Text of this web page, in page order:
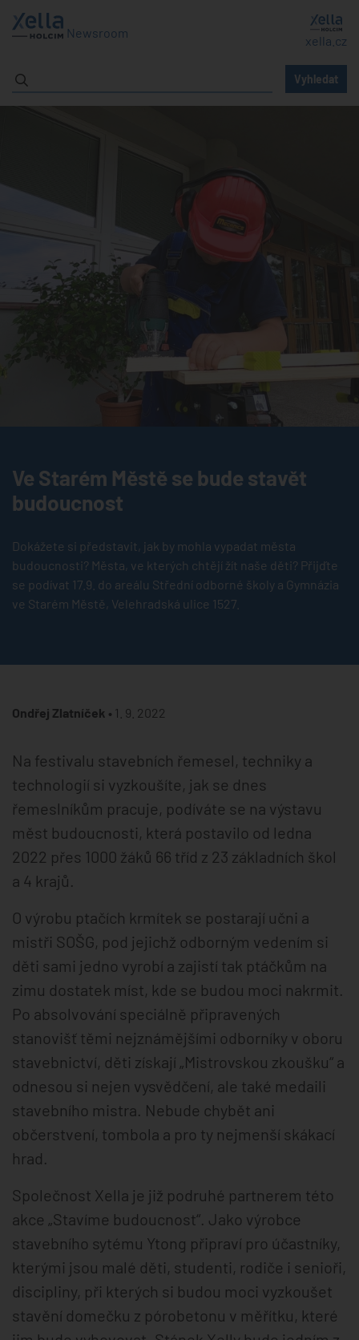
Newsroom
xella.cz
Ve Starém Městě se bude stavět
budoucnost
Dokážete si představit, jak by mohla vypadat města
budoucnosti? Města, ve kterých chtějí žít naše děti? Přijďte
se podívat 17.9. do areálu Střední odborné školy a Gymnázia
ve Starém Městě, Velehradská ulice 1527.
Ondřej Zlatníček • 1. 9. 2022
Na festivalu stavebních řemesel, techniky a
technologií si vyzkoušíte, jak se dnes
řemeslníkům pracuje, podíváte se na výstavu
měst budoucnosti, která postavilo od ledna
2022 přes 1000 žáků 66 tříd z 23 základních škol
a 4 krajů.
O výrobu ptačích krmítek se postarají učni a
mistři SOŠG, pod jejichž odborným vedením si
děti sami jedno vyrobí a zajistí tak ptáčkům na
zimu dostatek míst, kde se budou moci nakrmit.
Po absolvování speciálně připravených
stanovišť těmi nejznámějšími odborníky v oboru
stavebnictví, děti získají „Mistrovskou zkoušku“ a
odnesou si nejen vysvědčení, ale také medaili
stavebního mistra. Nebude chybět ani
občerstvení, tombola a pro ty nejmenší skákací
hrad.
Společnost Xella je již podruhé partnerem této
akce „Stavíme budoucnost“. Jako výrobce
stavebního sytému Ytong připraví pro účastníky,
kterými jsou malé děti, studenti, rodiče i senioři,
discipliny, při kterých si budou moci vyzkoušet
stavění domečku z pórobetonu v měřítku, které